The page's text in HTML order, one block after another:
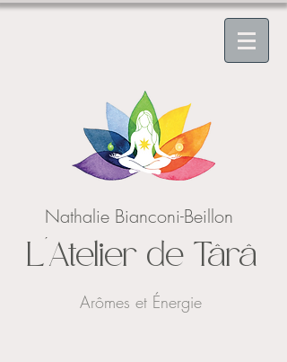
Nathalie Bianconi-Beillon
L'Atelier de Târâ
Arômes et Énergie